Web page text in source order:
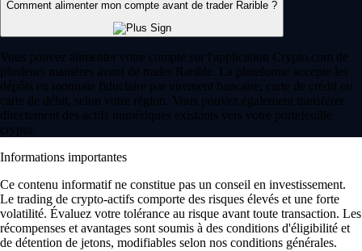
Comment alimenter mon compte avant de trader Rarible ?
Vous pouvez alimenter votre compte sur l'application Crypto.com de
plusieurs manières avant de trader Rarible. La plateforme accepte les
dépôts en monnaie fiduciaire par virement bancaire, carte de crédit ou
carte de débit, selon votre région. Vous pouvez également transférer
directement des actifs numériques existants vers votre portefeuille
crypto.
Informations importantes
Ce contenu informatif ne constitue pas un conseil en investissement.
Le trading de crypto-actifs comporte des risques élevés et une forte
volatilité. Évaluez votre tolérance au risque avant toute transaction. Les
récompenses et avantages sont soumis à des conditions d'éligibilité et
de détention de jetons, modifiables selon nos conditions générales.